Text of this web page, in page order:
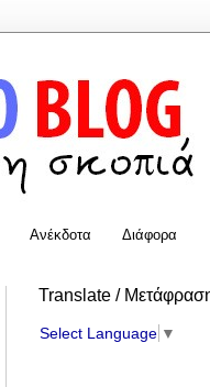
Ανέκδοτα Διάφορα
Translate /
Select Language ▼